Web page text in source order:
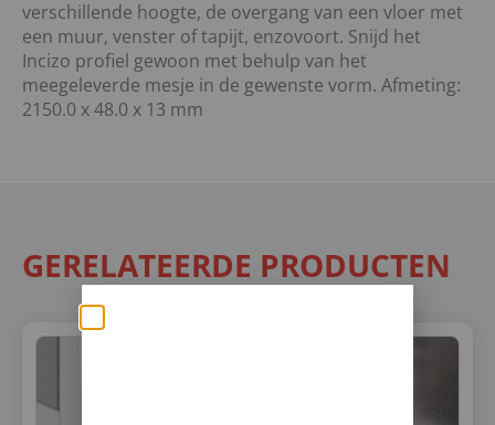
verschillende hoogte, de overgang van een vloer met
een muur, venster of tapijt, enzovoort. Snijd het
Incizo profiel gewoon met behulp van het
meegeleverde mesje in de gewenste vorm. Afmeting:
2150.0 x 48.0 x 13 mm
GERELATEERDE PRODUCTEN